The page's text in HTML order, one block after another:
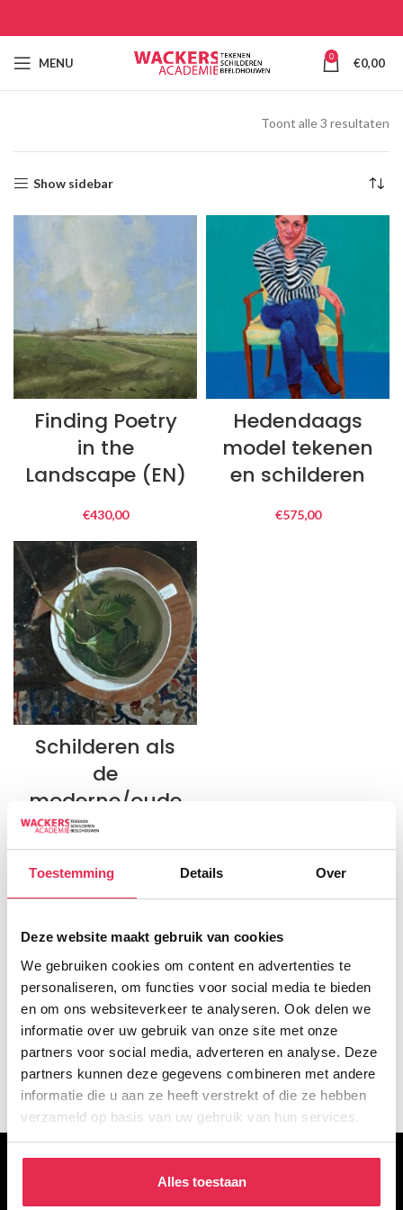
Toestemming Details Over
Deze website maakt gebruik van cookies
We gebruiken cookies om content en advertenties te
personaliseren, om functies voor social media te bieden
en om ons websiteverkeer te analyseren. Ook delen we
informatie over uw gebruik van onze site met onze
partners voor social media, adverteren en analyse. Deze
partners kunnen deze gegevens combineren met andere
informatie die u aan ze heeft verstrekt of die ze hebben
verzameld op basis van uw gebruik van hun services.
Alles toestaan
MENU 0 €0,00
Toont alle 3 resultaten
Show sidebar
Finding Poetry
in the
Landscape (EN)
€430,00
Hedendaags
model tekenen
en schilderen
€575,00
Schilderen als
de
moderne/oude
meesters
€480,00